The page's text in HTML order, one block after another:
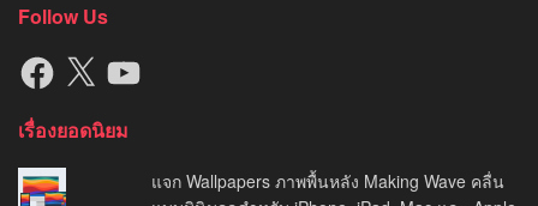
Follow Us
Facebook
X YouTube
เรื่องยอดนิยม
แจก Wallpapers ภาพพื้นหลัง Making Wave คลื่น